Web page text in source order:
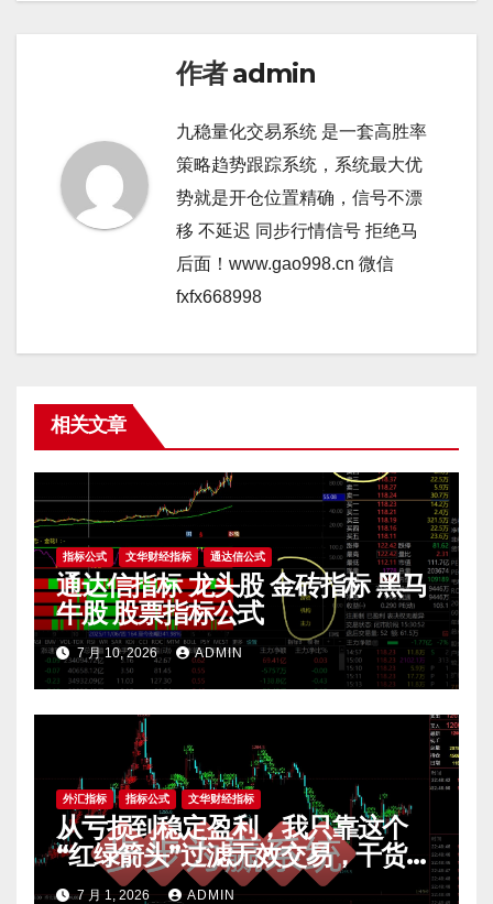
作者admin
九稳量化交易系统 是一套高胜率
策略趋势跟踪系统，系统最大优
势就是开仓位置精确，信号不漂
移 不延迟 同步行情信号 拒绝马
后面！www.gao998.cn 微信
fxfx668998
相关文章
指标公式 文华财经指标 通达信公式
通达信指标 龙头股 金砖指标 黑马
牛股 股票指标公式
7 月 10, 2026 ADMIN
外汇指标 指标公式 文华财经指标
从亏损到稳定盈利，我只靠这个
“红绿箭头”过滤无效交易，干货全
公开 mt4指标
7 月 1, 2026 ADMIN